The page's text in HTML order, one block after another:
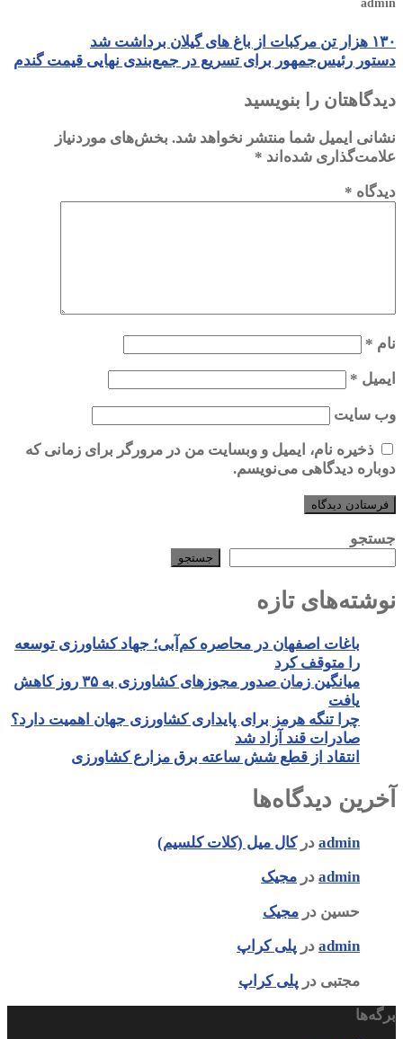
admin
۱۳۰ هزار تن مرکبات از باغ های گیلان برداشت شد
دستور رئیس‌جمهور برای تسریع در جمع‌بندی نهایی قیمت گندم
دیدگاهتان را بنویسید
نشانی ایمیل شما منتشر نخواهد شد. بخش‌های موردنیاز
علامت‌گذاری شده‌اند *
دیدگاه *
نام *
ایمیل *
وب‌ سایت
ذخیره نام، ایمیل و وبسایت من در مرورگر برای زمانی که
دوباره دیدگاهی می‌نویسم.
جستجو
جستجو
نوشته‌های تازه
باغات اصفهان در محاصره کم‌آبی؛ جهاد کشاورزی توسعه
را متوقف کرد
میانگین زمان صدور مجوزهای کشاورزی به ۳۵ روز کاهش
یافت
چرا تنگه هرمز برای پایداری کشاورزی جهان اهمیت دارد؟
صادرات قند آزاد شد
انتقاد از قطع شش ساعته برق مزارع کشاورزی
آخرین دیدگاه‌ها
admin درکال میل (کلات کلسیم)
admin در مجیک
حسین در مجیک
admin در پلی کراپ
مجتبی در پلی کراپ
برگه‌ها